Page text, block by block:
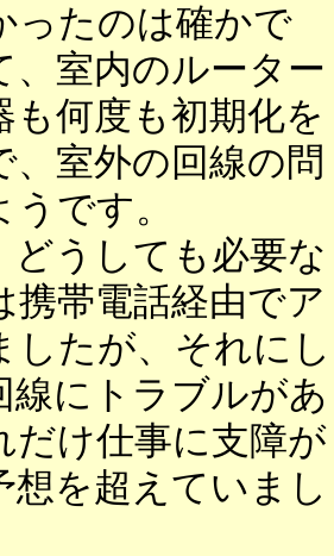
ったのは確かで
、室内のルーター
も何度も初期化を
、室外の回線の問
です。
うしても必要な
携帯電話経由でア
したが、それにし
線にトラブルがあ
だけ仕事に支障が
想を超えていまし